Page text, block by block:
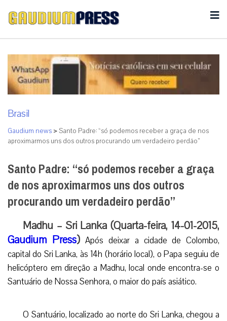
Brasil
Gaudium news >Santo Padre: “só podemos receber a graça de nos
aproximarmos uns dos outros procurando um verdadeiro perdão”
Santo Padre: “só podemos receber a graça
de nos aproximarmos uns dos outros
procurando um verdadeiro perdão”
Madhu – Sri Lanka (Quarta-feira, 14-01-2015,
Gaudium Press)Após deixar a cidade de Colombo,
capital do Sri Lanka, às 14h (horário local), o Papa seguiu de
helicóptero em direção a Madhu, local onde encontra-se o
Santuário de Nossa Senhora, o maior do país asiático.
O Santuário, localizado ao norte do Sri Lanka, chegou a